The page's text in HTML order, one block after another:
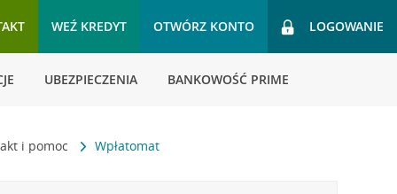
WEŹ KREDYT OTWÓRZ KONTO LOGOWANIE
UBEZPIECZENIA BANKOWOŚĆ PRIME
i pomoc Wpłatomat